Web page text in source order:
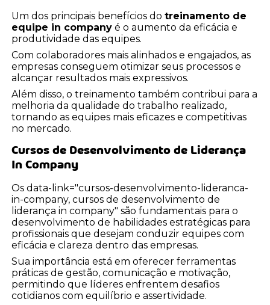
Um dos principais benefícios dotreinamento de
equipe in company é o aumento da eficácia e
produtividade das equipes.
Com colaboradores mais alinhados e engajados, as
empresas conseguem otimizar seus processos e
alcançar resultados mais expressivos.
Além disso, o treinamento também contribui para a
melhoria da qualidade do trabalho realizado,
tornando as equipes mais eficazes e competitivas
no mercado.
Cursos de Desenvolvimento de Liderança
In Company
Os data-link="cursos-desenvolvimento-lideranca-
in-company, cursos de desenvolvimento de
liderança in company" são fundamentais para o
desenvolvimento de habilidades estratégicas para
profissionais que desejam conduzir equipes com
eficácia e clareza dentro das empresas.
Sua importância está em oferecer ferramentas
práticas de gestão, comunicação e motivação,
permitindo que líderes enfrentem desafios
cotidianos com equilíbrio e assertividade.